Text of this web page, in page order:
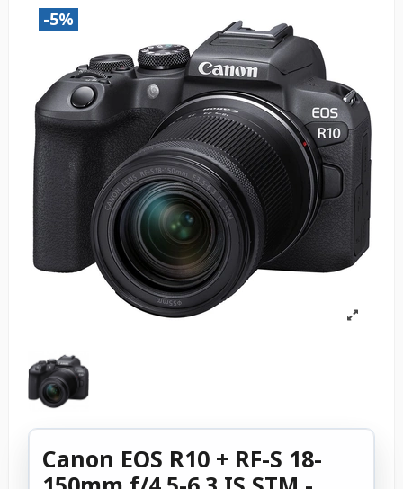
-5%
Canon EOS R10 + RF-S 18-